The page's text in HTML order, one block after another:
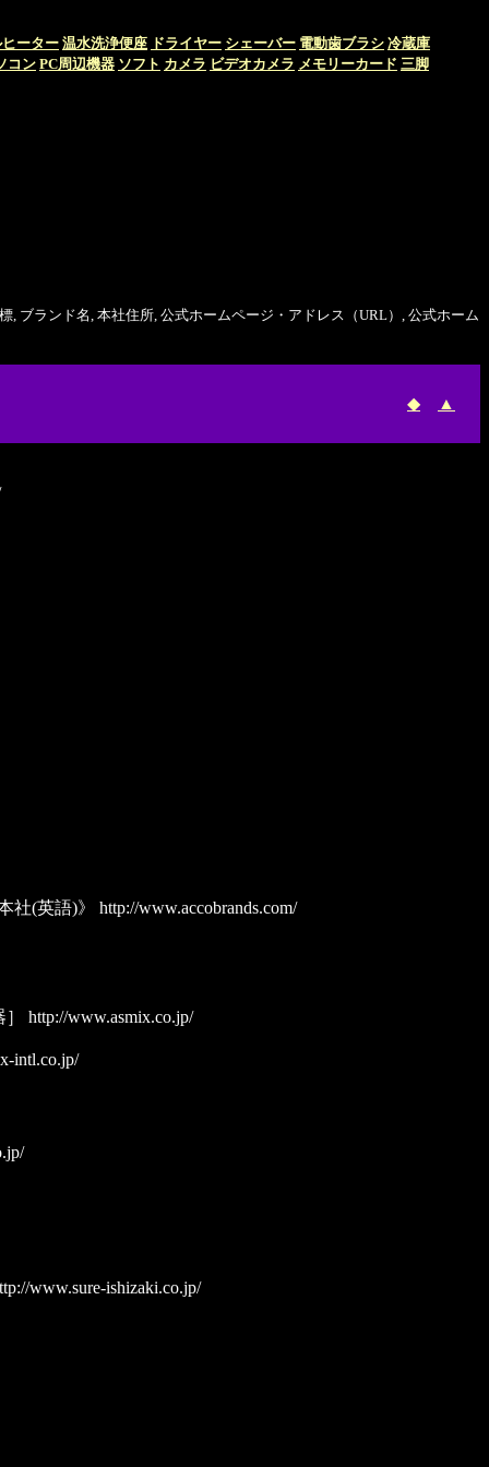
ーター 温水洗浄便座 ドライヤー シェーバー 電動歯ブラシ 冷蔵庫
コン PC周辺機器 ソフト カメラ ビデオカメラ メモリーカード 三脚
ブランド名, 本社住所, 公式ホームページ・アドレス（URL）, 公式ホーム
◆ ▲
社(英語)》 http://www.accobrands.com/
http://www.asmix.co.jp/
intl.co.jp/
www.sure-ishizaki.co.jp/